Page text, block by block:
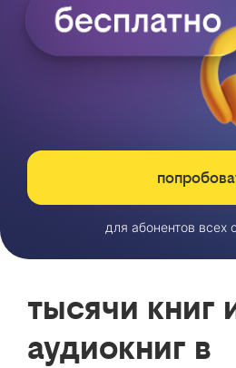
для абонентов всех
тысячи книг
аудиокниг в